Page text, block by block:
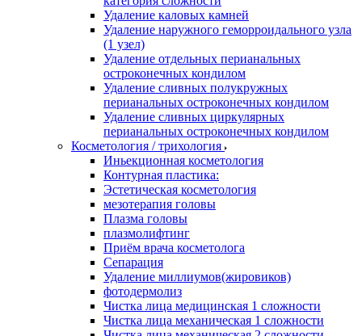
Удаление каловых камней
Удаление наружного геморроидального узла
(1 узел)
Удаление отдельных перианальных
остроконечных кондилом
Удаление сливных полукружных
перианальных остроконечных кондилом
Удаление сливных циркулярных
перианальных остроконечных кондилом
Косметология / трихология
Иньекционная косметология
Контурная пластика:
Эстетическая косметология
мезотерапия головы
Плазма головы
плазмолифтинг
Приём врача косметолога
Сепарация
Удаление миллиумов(жировиков)
фотодермолиз
Чистка лица медицинская 1 сложности
Чистка лица механическая 1 сложности